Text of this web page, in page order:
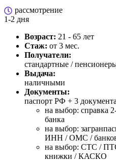
рассмотрение
1-2 дня
Возраст: 21 - 65 лет
Стаж: от 3 мес.
Получатели:
стандартные /
Выдача:
наличными
Документы:
паспорт РФ + 3 документа
на выбор: справка
банка
на выбор:
ИНН / ОМС /
на выбор: СТС /
книжки / КАСКО